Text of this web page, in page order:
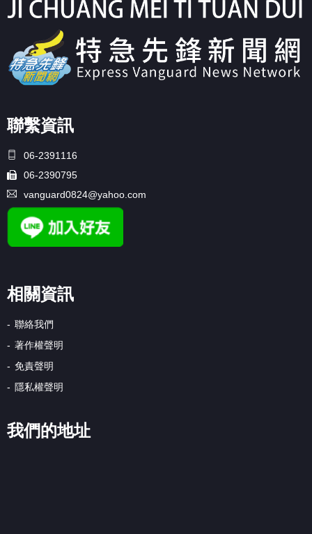
聯繫資訊
06-2391116
06-2390795
vanguard0824@yahoo.com
相關資訊
聯絡我們
著作權聲明
免責聲明
隱私權聲明
我們的地址